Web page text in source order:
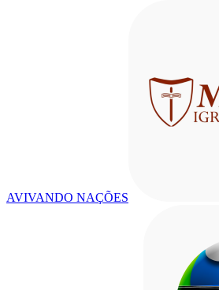
AVIVANDO NAÇÕES